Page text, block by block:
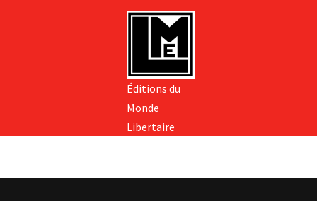
Éditions du
Monde
Libertaire